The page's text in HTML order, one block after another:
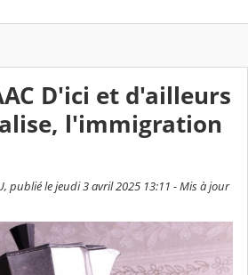
D'ici et d'ailleurs
l'immigration
publié le jeudi 3 avril 2025 13:11 - Mis à jour